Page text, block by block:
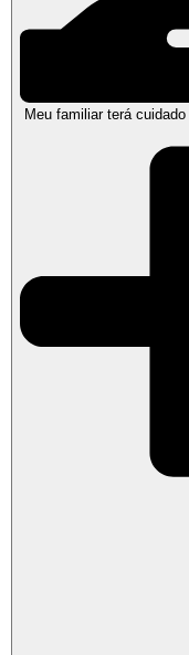
Meu familiar terá